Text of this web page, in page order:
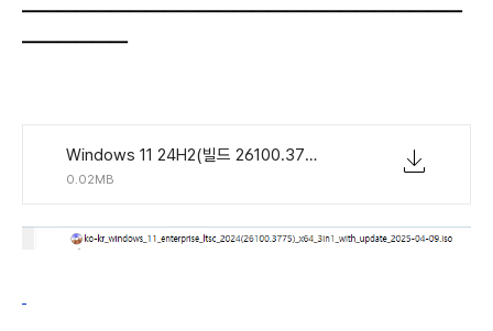
―――――――――――――――――――――――――
――――――
Windows 11 24H2(빌드 26100.3775) LTSC 통합 버전 3in1 KO-KR.torrent
0.02MB